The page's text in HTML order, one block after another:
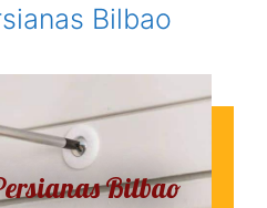
Bilbao
Bilbao